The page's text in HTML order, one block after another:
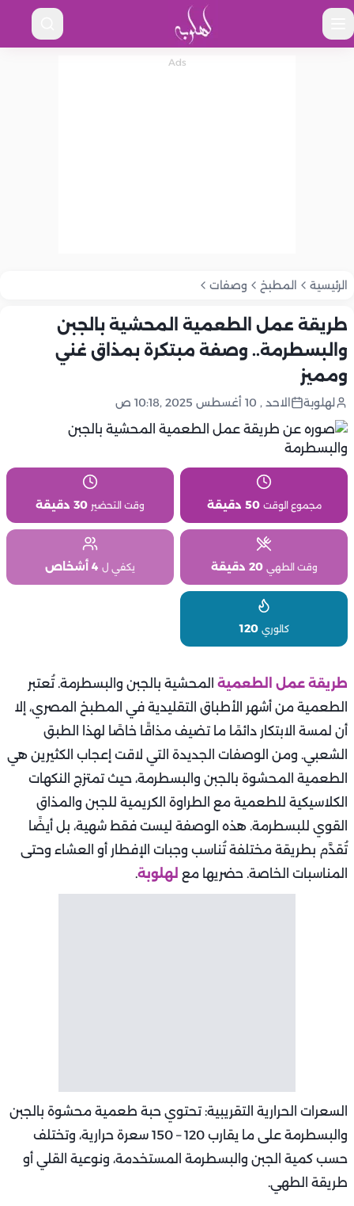
الرئيسية المطبخ وصفات
طريقة عمل الطعمية المحشية بالجبن
والبسطرمة.. وصفة مبتكرة بمذاق غني
ومميز
لهلوبة الاحد , 10 أغسطس 2025 ,10:18 ص
مجموع الوقت 50 دقيقة وقت التحضير 30 دقيقة
وقت الطهي 20 دقيقة يكفي ل 4 أشخاص
كالوري 120
طريقة عمل الطعمية المحشية بالجبن والبسطرمة. تُعتبر
الطعمية من أشهر الأطباق التقليدية في المطبخ المصري، إلا
أن لمسة الابتكار دائمًا ما تضيف مذاقًا خاصًا لهذا الطبق
الشعبي. ومن الوصفات الجديدة التي لاقت إعجاب الكثيرين هي
الطعمية المحشوة بالجبن والبسطرمة، حيث تمتزج النكهات
الكلاسيكية للطعمية مع الطراوة الكريمية للجبن والمذاق
القوي للبسطرمة. هذه الوصفة ليست فقط شهية، بل أيضًا
تُقدَّم بطريقة مختلفة تُناسب وجبات الإفطار أو العشاء وحتى
المناسبات الخاصة. حضريها مع لهلوبة.
السعرات الحرارية التقريبية: تحتوي حبة طعمية محشوة بالجبن
والبسطرمة على ما يقارب 120 – 150 سعرة حرارية، وتختلف
حسب كمية الجبن والبسطرمة المستخدمة، ونوعية القلي أو
طريقة الطهي.